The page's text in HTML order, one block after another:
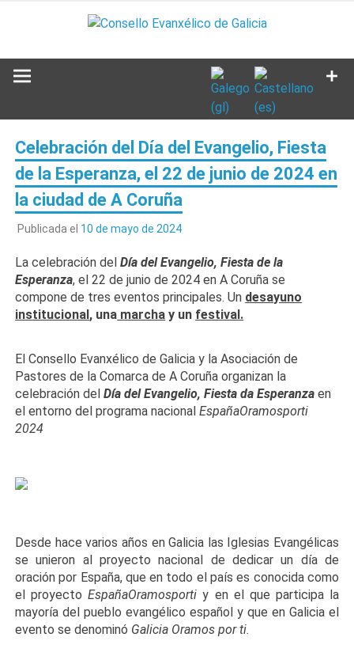
Celebración del Día del Evangelio, Fiesta
de la Esperanza, el 22 de junio de 2024 en
la ciudad de A Coruña
Publicada el 10 de mayo de 2024
La celebración delDía del Evangelio, Fiesta de la
Esperanza, el 22 de junio de 2024 en A Coruña se
compone de tres eventos principales. Un desayuno
institucional, una marcha y un festival.
El Consello Evanxélico de Galicia y la Asociación de
Pastores de la Comarca de A Coruña organizan la
celebración delDía del Evangelio, Fiesta da Esperanza en
el entorno del programa nacionalEspañaOramosporti
2024
Desde hace varios años en Galicia las Iglesias Evangélicas
se unieron al proyecto nacional de dedicar un día de
oración por España, que en todo el país es conocida como
el proyectoEspañaOramosportiy en el que participa la
mayoría del pueblo evangélico español y que en Galicia el
evento se denominó Galicia Oramos por ti.